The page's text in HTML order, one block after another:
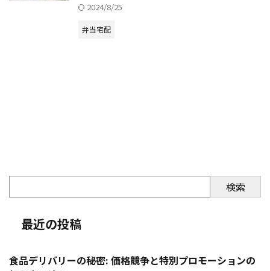
2024/8/25
弁当宅配
検索
最近の投稿
食品デリバリーの秘密: 価格競争と特別プロモーションの